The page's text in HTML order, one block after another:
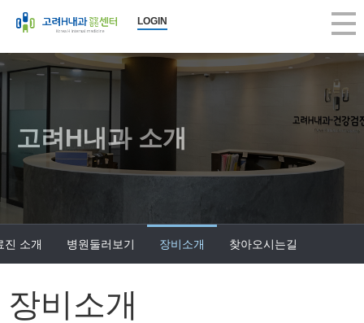
LOGIN
고려H내과 소개
진 소개 병원둘러보기 장비소개 찾아오시는길
장비소개